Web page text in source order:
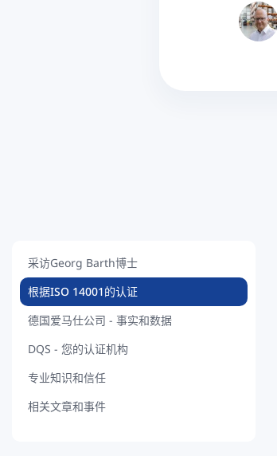
采访Georg Barth博士
根据ISO 14001的认证
德国爱马仕公司 - 事实和数据
DQS - 您的认证机构
专业知识和信任
相关文章和事件